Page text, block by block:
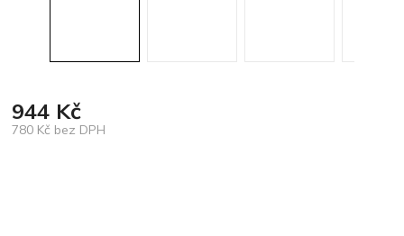
944 Kč
780 Kč bez DPH